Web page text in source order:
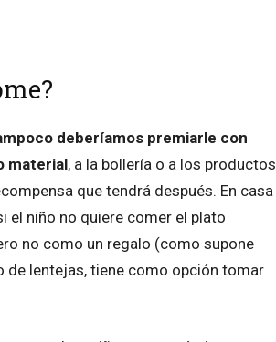
deberíamos premiarle con
material, a la bollería o a los productos
que tendrá después. En casa
el niño no quiere comer el plato
no como un regalo (como supone
de lentejas, tiene como opción tomar